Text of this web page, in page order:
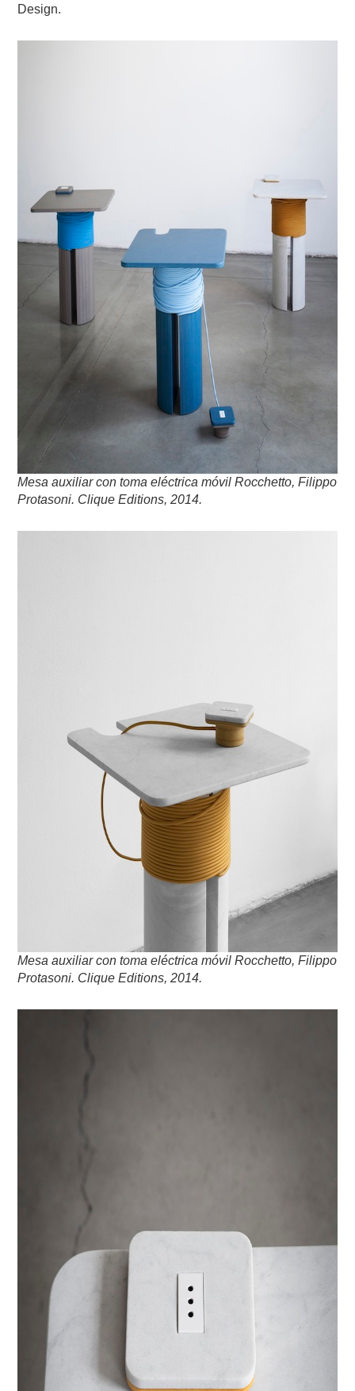
Design.
Mesa auxiliar con toma eléctrica móvil Rocchetto, Filippo
Protasoni. Clique Editions, 2014.
Mesa auxiliar con toma eléctrica móvil Rocchetto, Filippo
Protasoni. Clique Editions, 2014.